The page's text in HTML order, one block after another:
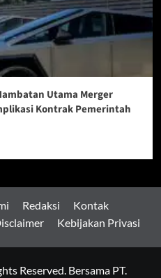
Utama Merger
Kontrak Pemerintah
Redaksi
Kontak
Kebijakan Privasi
Reserved. Bersama PT.